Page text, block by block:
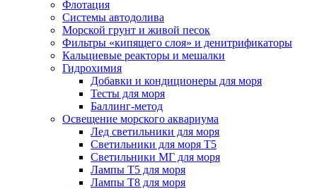
Флотация
Системы автодолива
Морской грунт и живой песок
Фильтры «кипящего слоя» и денитрификаторы
Кальциевые реакторы и мешалки
Гидрохимия
Добавки и кондиционеры для моря
Тесты для моря
Баллинг-метод
Освещение морского аквариума
Лед светильники для моря
Светильники для моря Т5
Светильники МГ для моря
Лампы Т5 для моря
Лампы Т8 для моря